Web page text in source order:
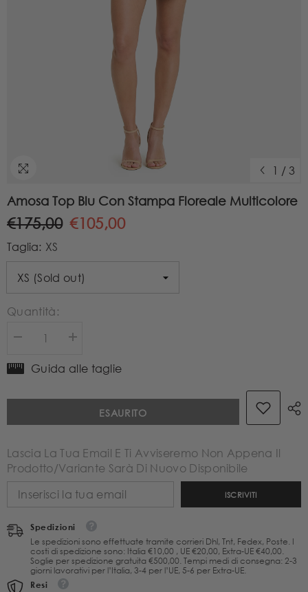
1 /3
Amosa Top Blu Con Stampa Floreale Multicolore
€175,00 €105,00
Taglia: XS
Quantità:
Diminuire
quantità
per
Top
con
Floreale
Multicolore
Aumenta
quantità
Top
con
Floreale
Multicolore
Guida alle taglie
ESAURITO
Lascia La Tua Email E Ti Avviseremo Non Appena Il
Prodotto/variante Sarà Di Nuovo Disponibile
ISCRIVITI
Spedizioni
Le spedizioni sono effettuate tramite corrieri Dhl, Tnt, Fedex, Poste. I
costi di spedizione sono: Italia €10,00 , UE €20,00, Extra-UE €40,00.
Soglie per spedizione gratuita €500,00. Tempi medi di consegna: 2-3
giorni lavorativi per l’Italia, 3-4 per l’UE, 5-6 per Extra-UE.
Resi